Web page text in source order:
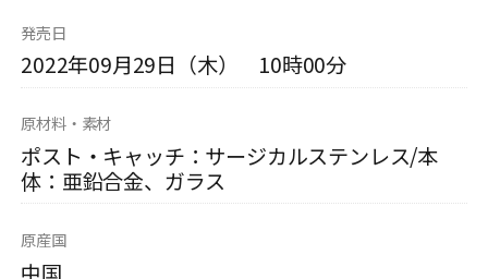
発売日
2022年09月29日（木） 10時00分
原材料・素材
ポスト・キャッチ：サージカルステンレス/本
体：亜鉛合金、ガラス
原産国
中国